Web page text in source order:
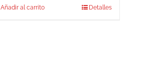
Añadir al carrito Detalles